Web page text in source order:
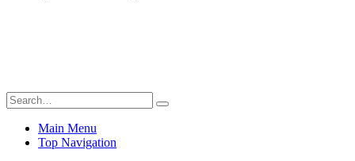
Main Menu
Top Navigation